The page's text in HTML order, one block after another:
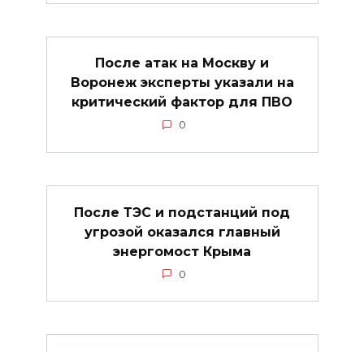
После атак на Москву и
Воронеж эксперты указали на
критический фактор для ПВО
0
После ТЭС и подстанций под
угрозой оказался главный
энергомост Крыма
0